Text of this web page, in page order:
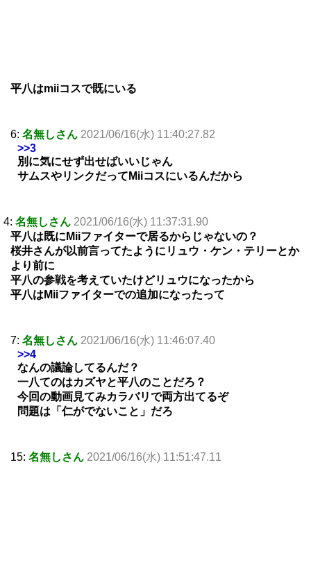
平八はmiiコスで既にいる
6: 名無しさん 2021/06/16(水) 11:40:27.82
>>3
別に気にせず出せばいいじゃん
サムスやリンクだってMiiコスにいるんだから
4: 名無しさん 2021/06/16(水) 11:37:31.90
平八は既にMiiファイターで居るからじゃないの？
桜井さんが以前言ってたようにリュウ・ケン・テリーとか
より前に
平八の参戦を考えていたけどリュウになったから
平八はMiiファイターでの追加になったって
7: 名無しさん 2021/06/16(水) 11:46:07.40
>>4
なんの議論してるんだ？
一八てのはカズヤと平八のことだろ？
今回の動画見てみカラバリで両方出てるぞ
問題は「仁がでないこと」だろ
15: 名無しさん 2021/06/16(水) 11:51:47.11